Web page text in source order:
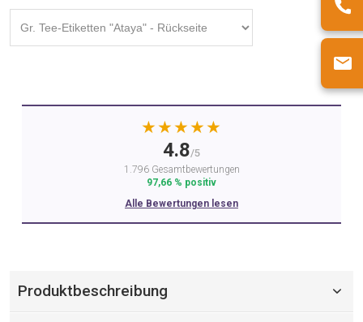
★★★★★
4.8/5
1.796 Gesamtbewertungen
97,66 % positiv
Alle Bewertungen lesen
Produktbeschreibung